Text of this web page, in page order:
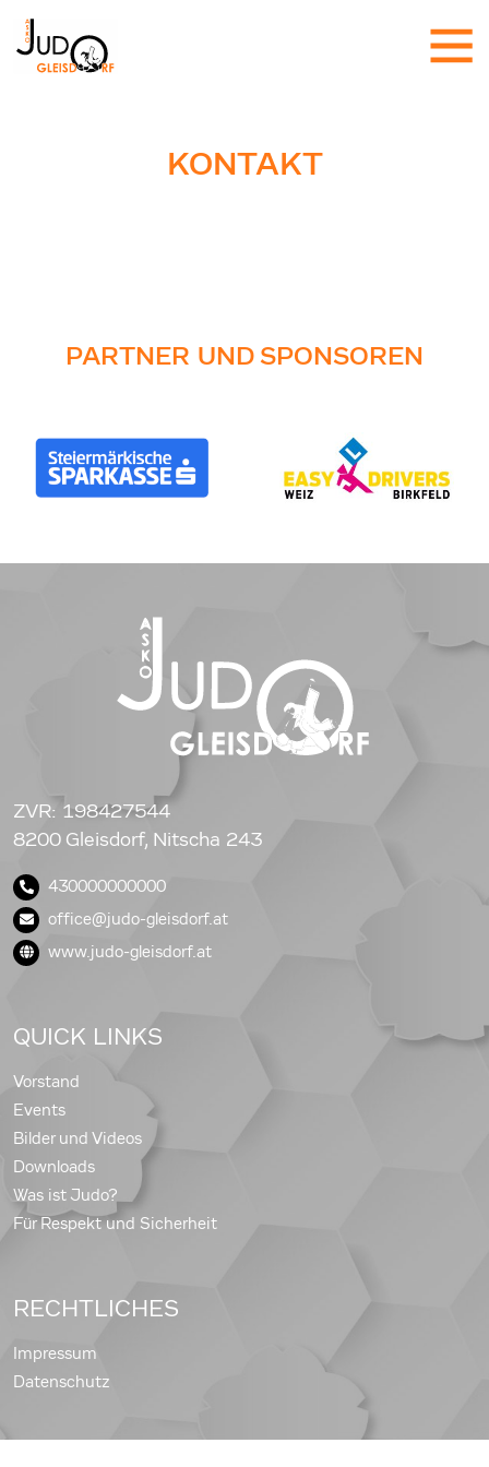
KONTAKT
PARTNER UND SPONSOREN
ZVR: 198427544
8200 Gleisdorf, Nitscha 243
430000000000
office@judo-gleisdorf.at
www.judo-gleisdorf.at
QUICK LINKS
Vorstand
Events
Bilder und Videos
Downloads
Was ist Judo?
Für Respekt und Sicherheit
RECHTLICHES
Impressum
Datenschutz